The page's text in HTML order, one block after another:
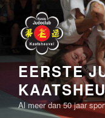
Ga
naar
inhoud
EERSTE
Al meer dan 50 jaar